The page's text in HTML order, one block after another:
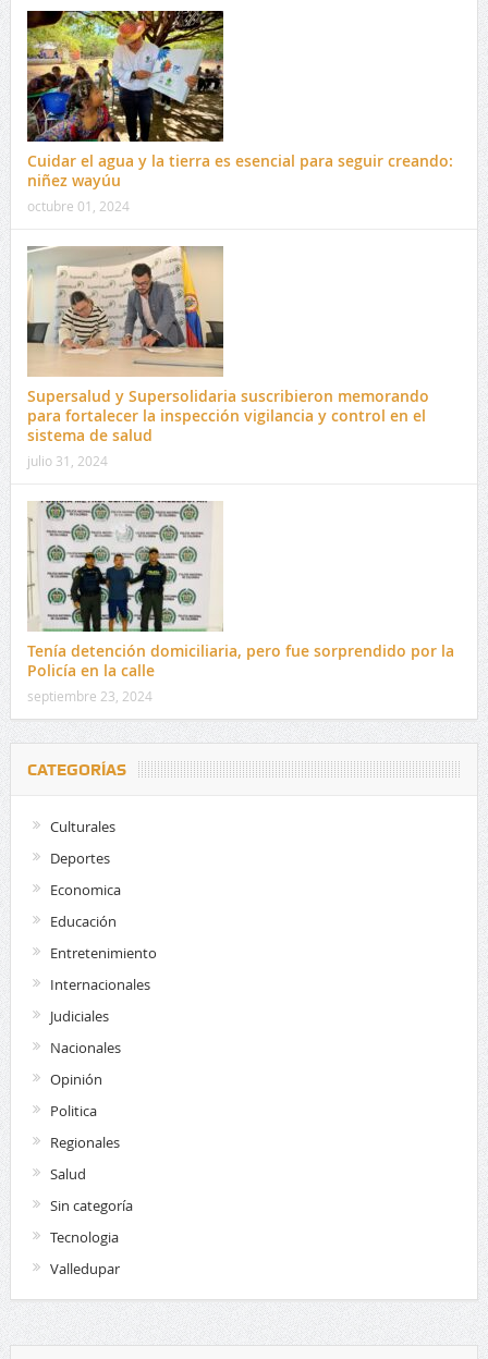
Cuidar el agua y la tierra es esencial para seguir creando:
niñez wayúu
octubre 01, 2024
Supersalud y Supersolidaria suscribieron memorando
para fortalecer la inspección vigilancia y control en el
sistema de salud
julio 31, 2024
Tenía detención domiciliaria, pero fue sorprendido por la
Policía en la calle
septiembre 23, 2024
CATEGORÍAS
Culturales
Deportes
Economica
Educación
Entretenimiento
Internacionales
Judiciales
Nacionales
Opinión
Politica
Regionales
Salud
Sin categoría
Tecnologia
Valledupar